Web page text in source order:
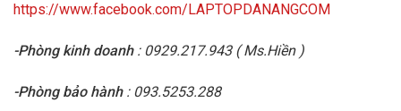
https://www.facebook.com/LAPTOPDANANGCOM
-Phòng kinh doanh: 0929.217.943 ( Ms.Hiền )
-Phòng bảo hành: 093.5253.288